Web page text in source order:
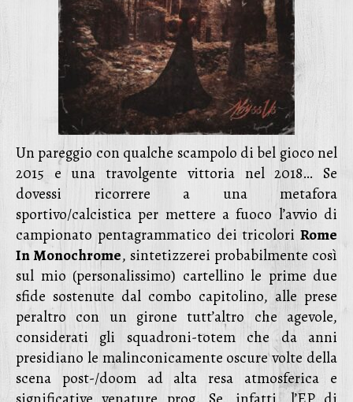
Un pareggio con qualche scampolo di bel gioco nel
2015 e una travolgente vittoria nel 2018… Se
dovessi ricorrere a una metafora
sportivo/calcistica per mettere a fuoco l’avvio di
campionato pentagrammatico dei tricolori Rome
In Monochrome, sintetizzerei probabilmente così
sul mio (personalissimo) cartellino le prime due
sfide sostenute dal combo capitolino, alle prese
peraltro con un girone tutt’altro che agevole,
considerati gli squadroni-totem che da anni
presidiano le malinconicamente oscure volte della
scena post-/doom ad alta resa atmosferica e